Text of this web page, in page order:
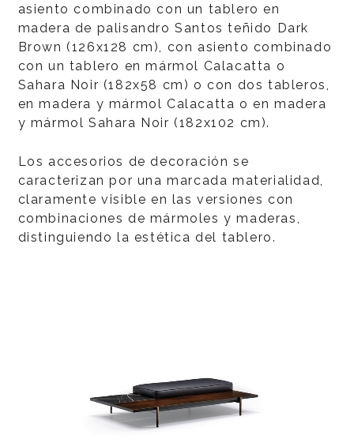
asiento combinado con un tablero en
madera de palisandro Santos teñido Dark
Brown (126x128 cm), con asiento combinado
con un tablero en mármol Calacatta o
Sahara Noir (182x58 cm) o con dos tableros,
en madera y mármol Calacatta o en madera
y mármol Sahara Noir (182x102 cm).
Los accesorios de decoración se
caracterizan por una marcada materialidad,
claramente visible en las versiones con
combinaciones de mármoles y maderas,
distinguiendo la estética del tablero.